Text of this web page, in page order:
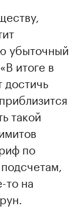
убыточный
итоге в
достичь
такой
по
то на